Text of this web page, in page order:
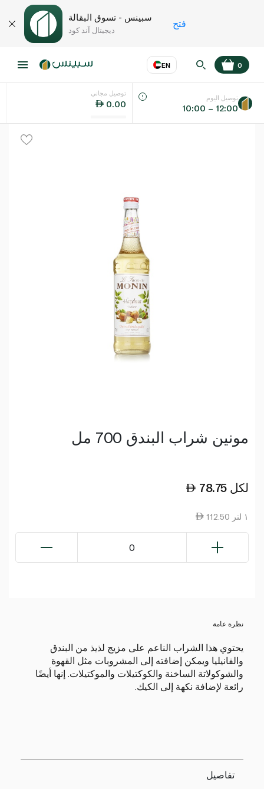
سبينس - تسوق البقالة
ديجيتال آند كود
فتح
EN
اللغة عر
0
توصيل مجاني
0.00
توصيل اليوم
10:00 – 12:00
مونين شراب البندق 700 مل
78.75 لكل
112.50 ١ لتر
0
نظرة عامة
يحتوي هذا الشراب الناعم على مزيج لذيذ من البندق
والفانيليا ويمكن إضافته إلى المشروبات مثل القهوة
والشوكولاتة الساخنة والكوكتيلات والموكتيلات. إنها أيضًا
رائعة لإضافة نكهة إلى الكيك.
تفاصيل